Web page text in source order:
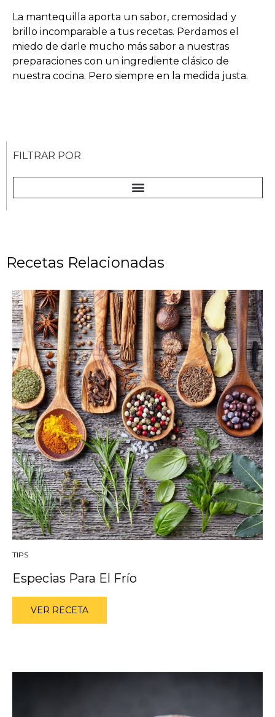
La mantequilla aporta un sabor, cremosidad y
brillo incomparable a tus recetas. Perdamos el
miedo de darle mucho más sabor a nuestras
preparaciones con un ingrediente clásico de
nuestra cocina. Pero siempre en la medida justa.
FILTRAR POR
Recetas Relacionadas
TIPS
Especias Para El Frío
VER RECETA